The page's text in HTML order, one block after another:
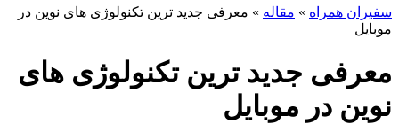
سفیران همراه » مقاله » معرفی جدید ترین تکنولوژی های نوین در
موبایل
معرفی جدید ترین تکنولوژی های
نوین در موبایل